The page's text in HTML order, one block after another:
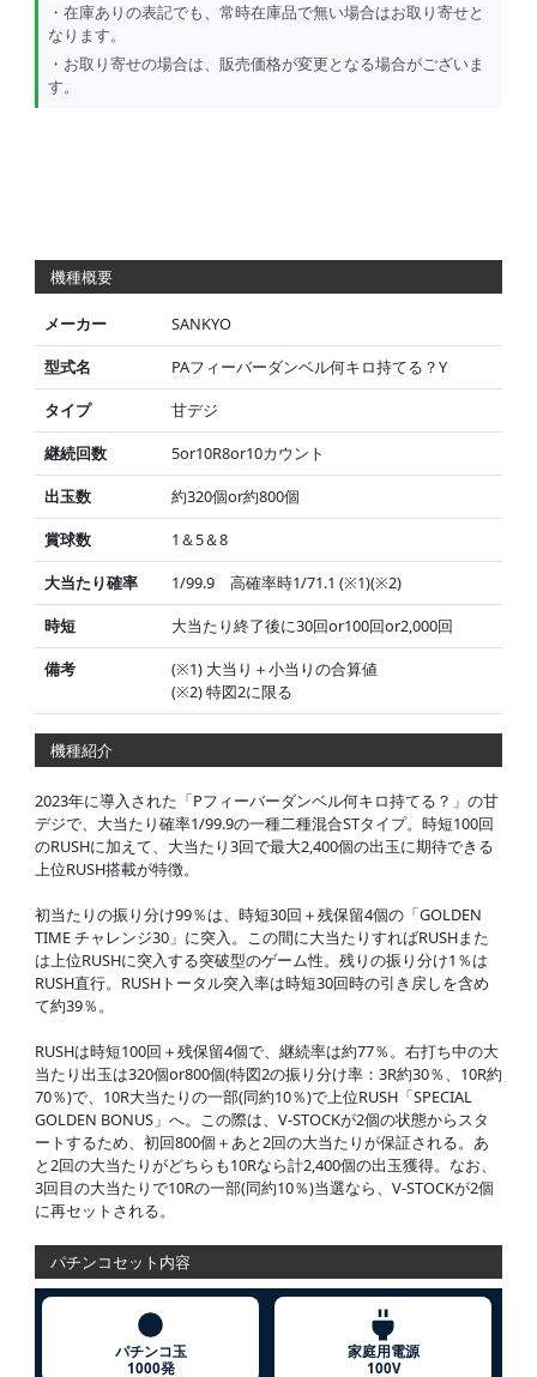
・在庫ありの表記でも、常時在庫品で無い場合はお取り寄せと
なります。
・お取り寄せの場合は、販売価格が変更となる場合がございま
す。
機種概要
メーカー
SANKYO
型式名
PAフィーバーダンベル何キロ持てる？Y
タイプ
甘デジ
継続回数
5or10R8or10カウント
出玉数
約320個or約800個
賞球数
1＆5＆8
大当たり確率
1/99.9 高確率時1/71.1 (※1)(※2)
時短
大当たり終了後に30回or100回or2,000回
備考
(※1) 大当り＋小当りの合算値
(※2) 特図2に限る
機種紹介
2023年に導入された「Pフィーバーダンベル何キロ持てる？」の甘
デジで、大当たり確率1/99.9の一種二種混合STタイプ。時短100回
のRUSHに加えて、大当たり3回で最大2,400個の出玉に期待できる
上位RUSH搭載が特徴。
初当たりの振り分け99％は、時短30回＋残保留4個の「GOLDEN
TIME チャレンジ30」に突入。この間に大当たりすればRUSHまた
は上位RUSHに突入する突破型のゲーム性。残りの振り分け1％は
RUSH直行。RUSHトータル突入率は時短30回時の引き戻しを含め
て約39％。
RUSHは時短100回＋残保留4個で、継続率は約77％。右打ち中の大
当たり出玉は320個or800個(特図2の振り分け率：3R約30％、10R約
70％)で、10R大当たりの一部(同約10％)で上位RUSH「SPECIAL
GOLDEN BONUS」へ。この際は、V-STOCKが2個の状態からスタ
ートするため、初回800個＋あと2回の大当たりが保証される。あ
と2回の大当たりがどちらも10Rなら計2,400個の出玉獲得。なお、
3回目の大当たりで10Rの一部(同約10％)当選なら、V-STOCKが2個
に再セットされる。
パチンコセット内容
パチンコ玉
1000発
家庭用電源
100V